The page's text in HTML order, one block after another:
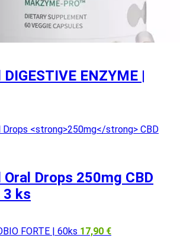
ENZYME |
Oral Drops 250mg CBD
3 ks
17,90 €